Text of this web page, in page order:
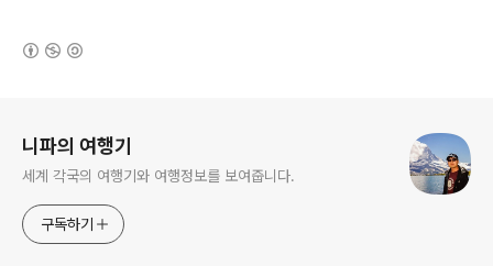
니파의 여행기
세계 각국의 여행기와 여행정보를 보여줍니다.
구독하기